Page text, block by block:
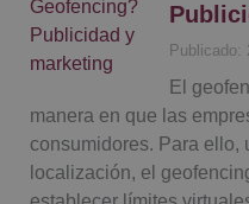
Publicado:
El
manera en que las
consumidores. Para ello,
localización, el